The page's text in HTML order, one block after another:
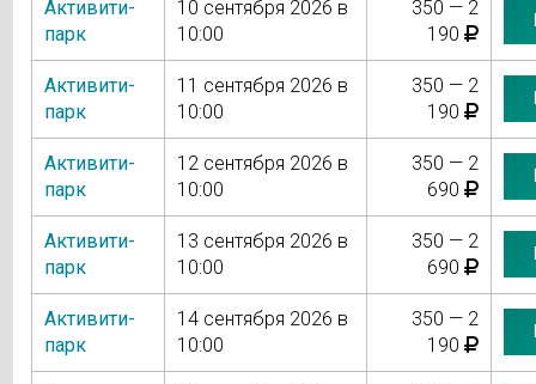
Активити-
парк
10 сентября 2026 в
10:00
350 — 2
190
Активити-
парк
11 сентября 2026 в
10:00
350 — 2
190
Активити-
парк
12 сентября 2026 в
10:00
350 — 2
690
Активити-
парк
13 сентября 2026 в
10:00
350 — 2
690
Активити-
парк
14 сентября 2026 в
10:00
350 — 2
190